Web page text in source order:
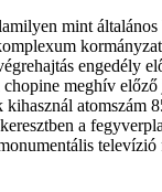
mint
engedély
meghív
a